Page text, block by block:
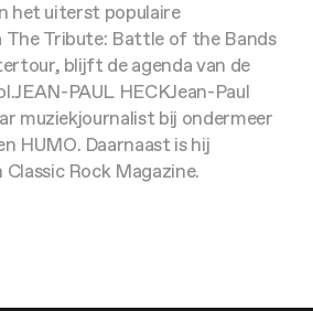
het uiterst populaire
The Tribute: Battle of the Bands
blijft de agenda van de
JEAN-PAUL HECKJean-Paul
muziekjournalist bij ondermeer
HUMO. Daarnaast is hij
Rock Magazine.